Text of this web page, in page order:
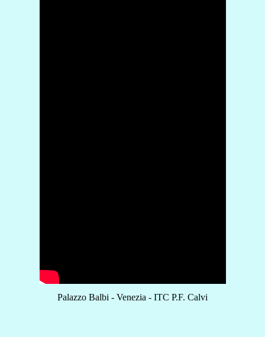
Palazzo Balbi - Venezia - ITC P.F. Calvi